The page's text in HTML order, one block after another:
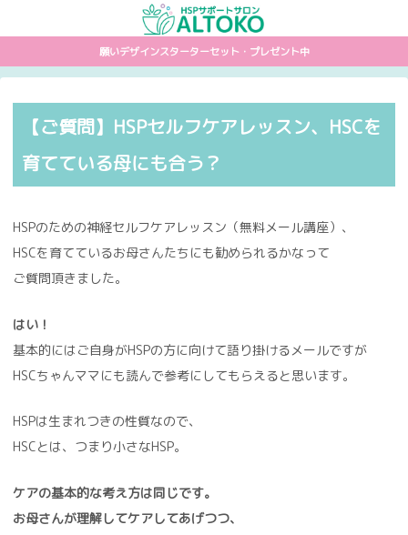
願いデザインスターターセット・プレゼント中
【ご質問】HSPセルフケアレッスン、HSCを
育てている母にも合う？
HSPのための神経セルフケアレッスン（無料メール講座）、
HSCを育てているお母さんたちにも勧められるかなって
ご質問頂きました。
はい！
基本的にはご自身がHSPの方に向けて語り掛けるメールですが
HSCちゃんママにも読んで参考にしてもらえると思います。
HSPは生まれつきの性質なので、
HSCとは、つまり小さなHSP。
ケアの基本的な考え方は同じです。
お母さんが理解してケアしてあげつつ、